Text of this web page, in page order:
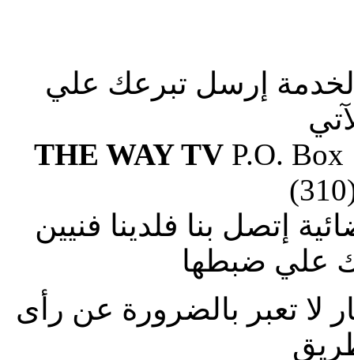
إرسل تبرعك علي
THE WAY TVP.O. Box
إتصل بنا فلدينا فنيين
علي ضبطها
لا تعبر بالضرورة عن رأى